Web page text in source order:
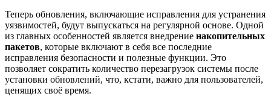
Теперь обновления, включающие исправления для устранения
уязвимостей, будут выпускаться на регулярной основе. Одной
из главных особенностей является внедрение накопительных
пакетов, которые включают в себя все последние
исправления безопасности и полезные функции. Это
позволяет сократить количество перезагрузок системы после
установки обновлений, что, кстати, важно для пользователей,
ценящих своё время.